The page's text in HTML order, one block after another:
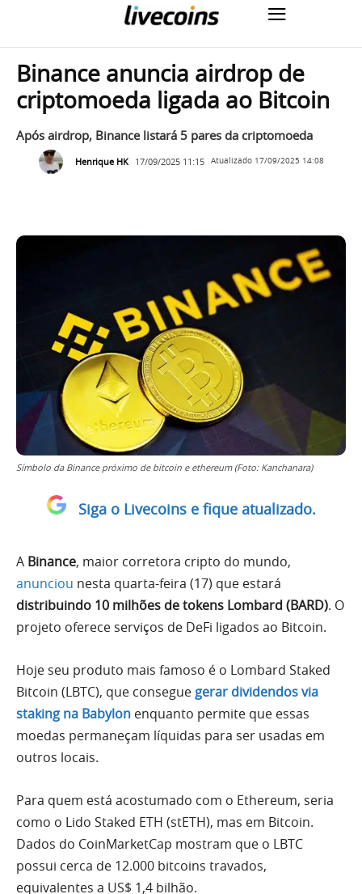
Binance anuncia airdrop de
criptomoeda ligada ao Bitcoin
Após airdrop, Binance listará 5 pares da criptomoeda
Henrique HK 17/09/2025 11:15 Atualizado 17/09/2025 14:08
Símbolo da Binance próximo de bitcoin e ethereum (Foto: Kanchanara)
Siga o Livecoins e fique atualizado.
A Binance, maior corretora cripto do mundo,
anunciou nesta quarta-feira (17) que estará
distribuindo 10 milhões de tokens Lombard (BARD). O
projeto oferece serviços de DeFi ligados ao Bitcoin.
Hoje seu produto mais famoso é o Lombard Staked
Bitcoin (LBTC), que consegue gerar dividendos via
staking na Babylon enquanto permite que essas
moedas permaneçam líquidas para ser usadas em
outros locais.
Para quem está acostumado com o Ethereum, seria
como o Lido Staked ETH (stETH), mas em Bitcoin.
Dados do CoinMarketCap mostram que o LBTC
possui cerca de 12.000 bitcoins travados,
equivalentes a US$ 1,4 bilhão.